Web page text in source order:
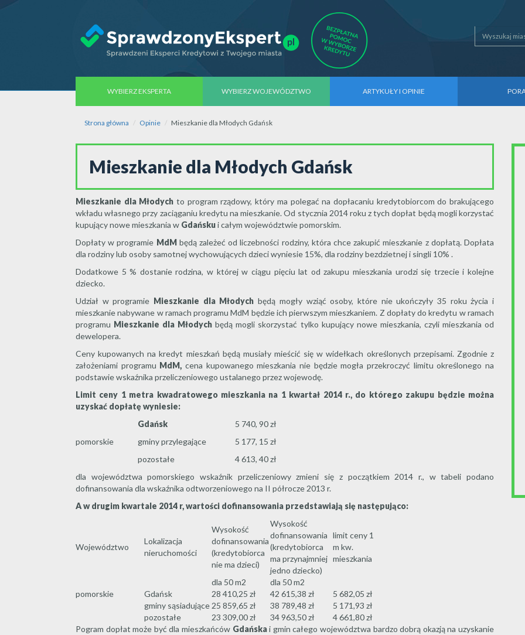
WYBIERZ EKSPERTA WYBIERZ WOJEWÓDZTWO ARTYKUŁY I OPINIE
Strona główna Opinie Mieszkanie dla Młodych Gdańsk
Mieszkanie dla Młodych Gdańsk
Mieszkanie dla Młodych to program rządowy, który ma polegać na dopłacaniu kredytobiorcom do brakującego
wkładu własnego przy zaciąganiu kredytu na mieszkanie. Od stycznia 2014 roku z tych dopłat będą mogli korzystać
kupujący nowe mieszkania w Gdańskui całym województwie pomorskim.
Dopłaty w programie MdMbędą zależeć od liczebności rodziny, która chce zakupić mieszkanie z dopłatą. Dopłata
dla rodziny lub osoby samotnej wychowujących dzieci wyniesie 15%, dla rodziny bezdzietnej i singli 10% .
Dodatkowe 5 % dostanie rodzina, w której w ciągu pięciu lat od zakupu mieszkania urodzi się trzecie i kolejne
dziecko.
Udział w programie Mieszkanie dla Młodych będą mogły wziąć osoby, które nie ukończyły 35 roku życia i
mieszkanie nabywane w ramach programu MdM będzie ich pierwszym mieszkaniem. Z dopłaty do kredytu w ramach
programu Mieszkanie dla Młodych będą mogli skorzystać tylko kupujący nowe mieszkania, czyli mieszkania od
dewelopera.
Ceny kupowanych na kredyt mieszkań będą musiały mieścić się w widełkach określonych przepisami. Zgodnie z
założeniami programu MdM, cena kupowanego mieszkania nie będzie mogła przekroczyć limitu określonego na
podstawie wskaźnika przeliczeniowego ustalanego przez wojewodę.
Limit ceny 1 metra kwadratowego mieszkania na 1 kwartał 2014 r., do którego zakupu będzie można
uzyskać dopłatę wyniesie:
pomorskie
Gdańsk
5 740, 90 zł
gminy przylegające
5 177, 15 zł
pozostałe
4 613, 40 zł
dla województwa pomorskiego wskaźnik przeliczeniowy zmieni się z początkiem 2014 r., w tabeli podano
dofinansowania dla wskaźnika odtworzeniowego na II półrocze 2013 r.
A w drugim kwartale 2014 r, wartości dofinansowania przedstawiają się następująco:
Województwo
Lokalizacja
nieruchomości
Wysokość
dofinansowania
(kredytobiorca
nie ma dzieci)
Wysokość
dofinansowania
(kredytobiorca
ma przynajmniej
jedno dziecko)
limit ceny 1
m kw.
mieszkania
dla 50 m2
dla 50 m2
pomorskie
Gdańsk 28 410,25 zł 42 615,38 zł
5 682,05 zł
gminy sąsiadujące 25 859,65 zł 38 789,48 zł
5 171,93 zł
pozostałe
23 309,00 zł 34 963,50 zł
4 661,80 zł
Pogram dopłat może być dla mieszkańców Gdańskai gmin całego województwa bardzo dobrą okazją na uzyskanie